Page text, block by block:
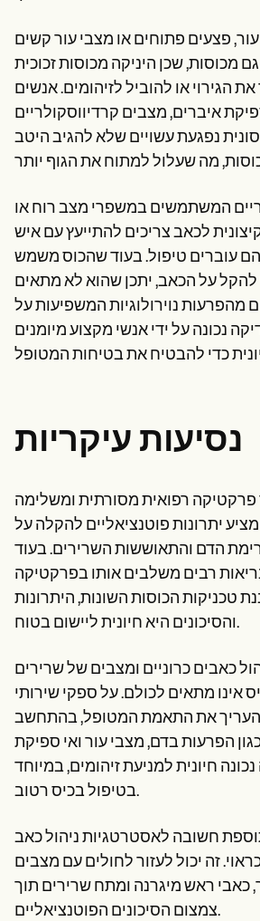
פצעים פתוחים או מצבי עור קשים
מכוסות, שכן היניקה מכוסות זכוכית
הגירוי או להוביל לזיהומים. אנשים
איברים, מצבים קרדיווסקולריים
נפגעת עשויים שלא להגיב היטב
המשתמשים במשפרי מצב רוח או
לכאב צריכים להתייעץ עם איש
עוברים טיפול. בעוד שהכוס משמש
להקל על הכאב, יתכן שהוא לא מתאים
מהפרעות נוירולוגיות המשפיעות על
נכונה על ידי אנשי מקצוע מיומנים
נסיעות עיקריות
פרקטיקה רפואית מסורתית ומשלימה
יתרונות פוטנציאליים להקלה על
הדם והתאוששות השרירים. בעוד
רבים משלבים אותו בפרקטיקה
טכניקות הכוסות השונות, היתרונות
והסיכונים היא חיונית ליישום בטוח.
כאבים כרוניים ומצבים של שרירים
אינו מתאים לכולם. על ספקי שירותי
את התאמת המטופל, בהתחשב
הפרעות בדם, מצבי עור ואי ספיקת
נכונה חיונית למניעת זיהומים, במיוחד
בטיפול בכיס רטוב.
חשובה לאסטרטגיות ניהול כאב
זה יכול לעזור לחולים עם מצבים
כאבי ראש מיגרנה ומתח שרירים תוך
צמצום הסיכונים הפוטנציאליים.